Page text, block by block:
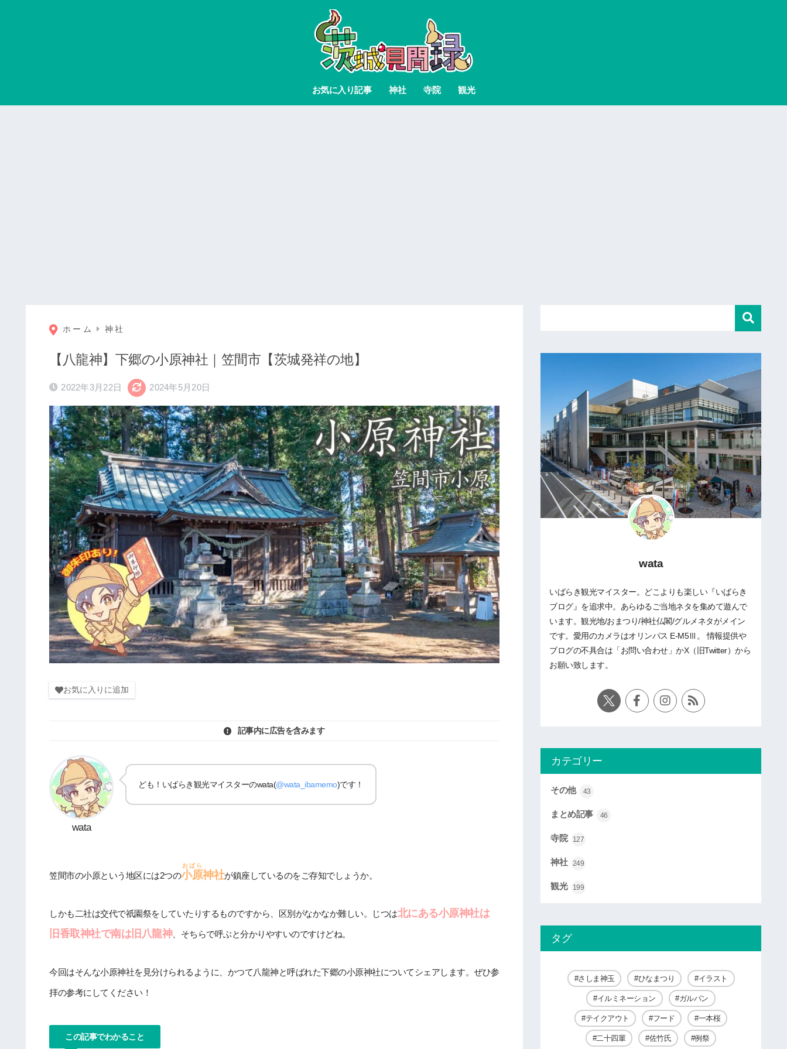
お気に入り記事 神社 寺院 観光
ホーム 神社
【八龍神】下郷の小原神社｜笠間市【茨城発祥の地】
2022年3月22日 2024年5月20日
お気に入りに追加
記事内に広告を含みます
wata
ども！いばらき観光マイスターのwata(@wata_ibamemo)です！
笠間市の小原という地区には2つの小原
おばら
神社が鎮座しているのをご存知でしょうか。
しかも二社は交代で祇園祭をしていたりするものですから、区別がなかなか難しい。じつは北にある小原神社は
旧香取神社で南は旧八龍神、そちらで呼ぶと分かりやすいのですけどね。
今回はそんな小原神社を見分けられるように、かつて八龍神と呼ばれた下郷の小原神社についてシェアします。ぜひ参
拝の参考にしてください！
この記事でわかること
wata
いばらき観光マイスター。どこよりも楽しい『いばらき
ブログ』を追求中。あらゆるご当地ネタを集めて遊んで
います。観光地/おまつり/神社仏閣/グルメネタがメイン
です。愛用のカメラはオリンパス E-M5Ⅲ。 情報提供や
ブログの不具合は「お問い合わせ」かX（旧Twitter）から
お願い致します。
カテゴリー
その他 43
まとめ記事 46
寺院 127
神社 249
観光 199
タグ
さしま神玉 ひなまつり イラスト
イルミネーション ガルパン
テイクアウト フード 一本桜
二十四輩 佐竹氏 例祭